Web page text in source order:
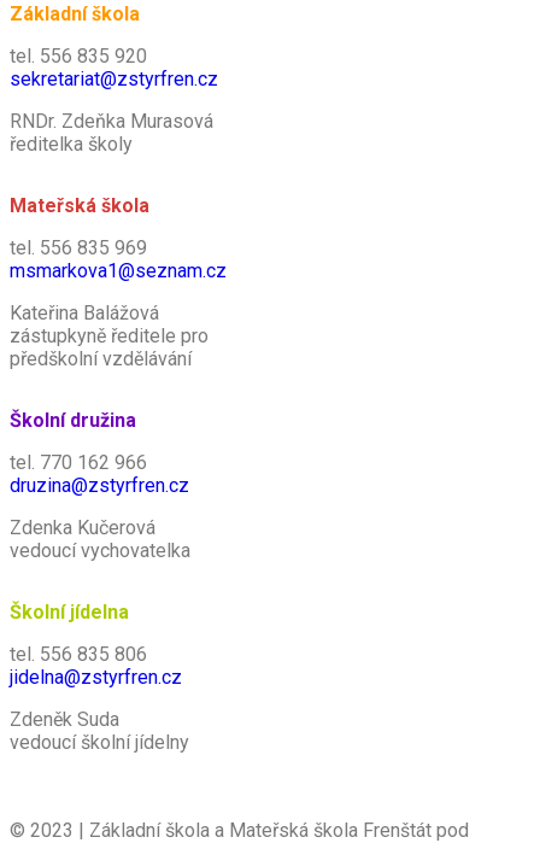
Základní škola
tel. 556 835 920
sekretariat@zstyrfren.cz
RNDr. Zdeňka Murasová
ředitelka školy
Mateřská škola
tel. 556 835 969
msmarkova1@seznam.cz
Kateřina Balážová
zástupkyně ředitele pro
předškolní vzdělávání
Školní družina
tel. 770 162 966
druzina@zstyrfren.cz
Zdenka Kučerová
vedoucí vychovatelka
Školní jídelna
tel. 556 835 806
jidelna@zstyrfren.cz
Zdeněk Suda
vedoucí školní jídelny
© 2023 | Základní škola a Mateřská škola Frenštát pod